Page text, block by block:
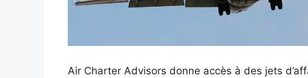
Air Charter Advisors donne accès à des jets